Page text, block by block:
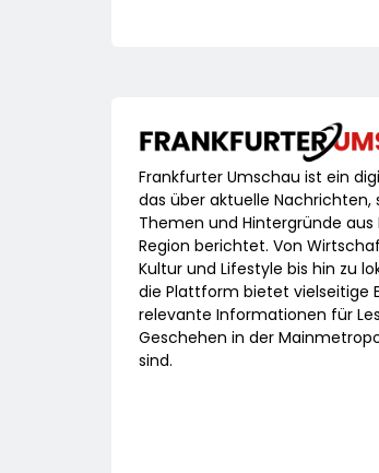
Frankfurter Umschau ist ein
das über aktuelle Nachrichten,
Themen und Hintergründe
Region berichtet. Von
Kultur und Lifestyle bis hin zu
die Plattform bietet vielseitige
relevante Informationen für
Geschehen in der
sind.